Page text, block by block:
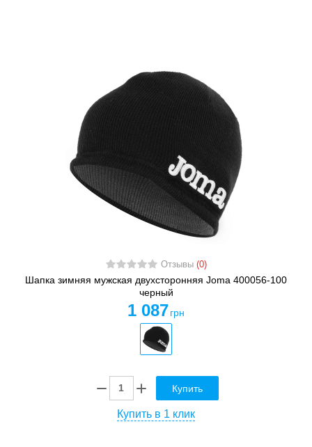
Отзывы (0)
Шапка зимняя мужская двухсторонняя Joma 400056-100
черный
1 087 грн
Купить
Купить в 1 клик